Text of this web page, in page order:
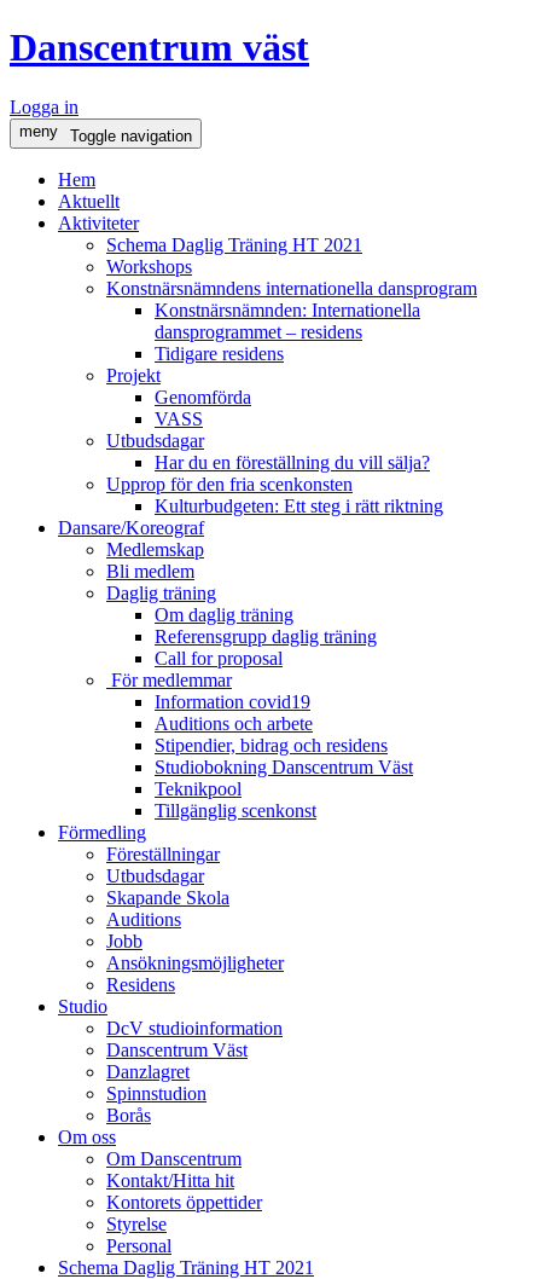
Danscentrum väst
Logga in
meny Toggle navigation
Hem
Aktuellt
Aktiviteter
Schema Daglig Träning HT 2021
Workshops
Konstnärsnämndens internationella dansprogram
Konstnärsnämnden: Internationella
dansprogrammet – residens
Tidigare residens
Projekt
Genomförda
VASS
Utbudsdagar
Har du en föreställning du vill sälja?
Upprop för den fria scenkonsten
Kulturbudgeten: Ett steg i rätt riktning
Dansare/Koreograf
Medlemskap
Bli medlem
Daglig träning
Om daglig träning
Referensgrupp daglig träning
Call for proposal
För medlemmar
Information covid19
Auditions och arbete
Stipendier, bidrag och residens
Studiobokning Danscentrum Väst
Teknikpool
Tillgänglig scenkonst
Förmedling
Föreställningar
Utbudsdagar
Skapande Skola
Auditions
Jobb
Ansökningsmöjligheter
Residens
Studio
DcV studioinformation
Danscentrum Väst
Danzlagret
Spinnstudion
Borås
Om oss
Om Danscentrum
Kontakt/Hitta hit
Kontorets öppettider
Styrelse
Personal
Schema Daglig Träning HT 2021